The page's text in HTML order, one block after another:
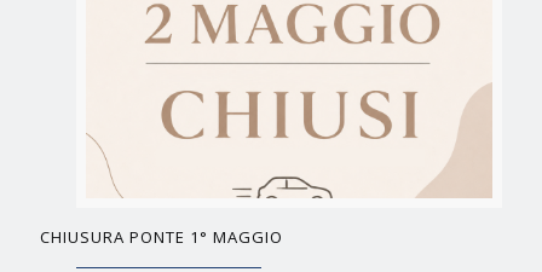
CHIUSURA PONTE 1° MAGGIO